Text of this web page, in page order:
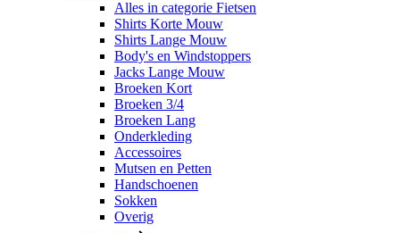
Alles in categorie Fietsen
Shirts Korte Mouw
Shirts Lange Mouw
Body's en Windstoppers
Jacks Lange Mouw
Broeken Kort
Broeken 3/4
Broeken Lang
Onderkleding
Accessoires
Mutsen en Petten
Handschoenen
Sokken
Overig